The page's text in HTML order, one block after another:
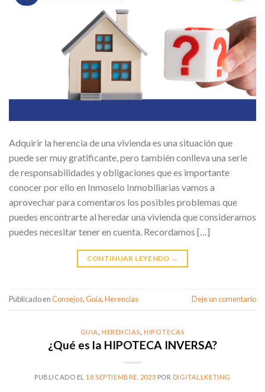
Adquirir la herencia de una vivienda es una situación que
puede ser muy gratificante, pero también conlleva una serie
de responsabilidades y obligaciones que es importante
conocer por ello en Inmoselo Inmobiliarias vamos a
aprovechar para comentaros los posibles problemas que
puedes encontrarte al heredar una vivienda que consideramos
puedes necesitar tener en cuenta. Recordamos […]
CONTINUAR LEYENDO →
Publicado enConsejos,Guia,Herencias Deje un comentario
GUIA ,HERENCIAS ,HIPOTECAS
¿Qué es la HIPOTECA INVERSA?
PUBLICADO EL 18 SEPTIEMBRE, 2023 POR DIGITALLKETING